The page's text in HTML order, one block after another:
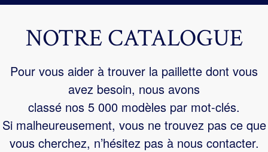
NOTRE CATALOGUE
Pour vous aider à trouver la paillette dont vous
avez besoin, nous avons
classé nos 5 000 modèles par mot-clés.
Si malheureusement, vous ne trouvez pas ce que
vous cherchez, n’hésitez pas à nous contacter.